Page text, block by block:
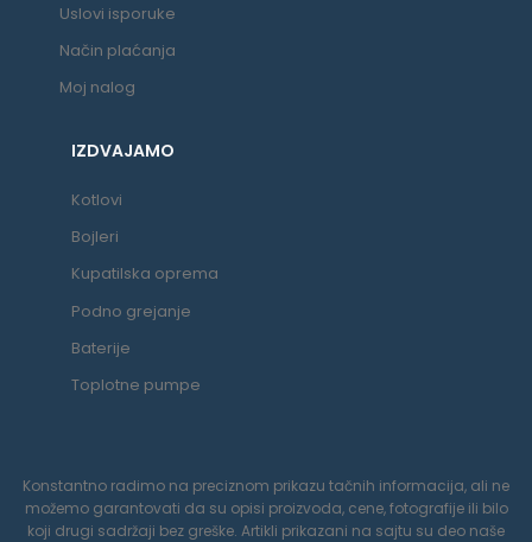
Uslovi isporuke
Način plaćanja
Moj nalog
IZDVAJAMO
Kotlovi
Bojleri
Kupatilska oprema
Podno grejanje
Baterije
Toplotne pumpe
Konstantno radimo na preciznom prikazu tačnih informacija, ali ne
možemo garantovati da su opisi proizvoda, cene, fotografije ili bilo
koji drugi sadržaji bez greške. Artikli prikazani na sajtu su deo naše